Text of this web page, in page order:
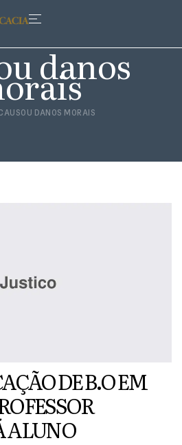
DANOS MORAIS
danos
DE B.O EM
ALUNO